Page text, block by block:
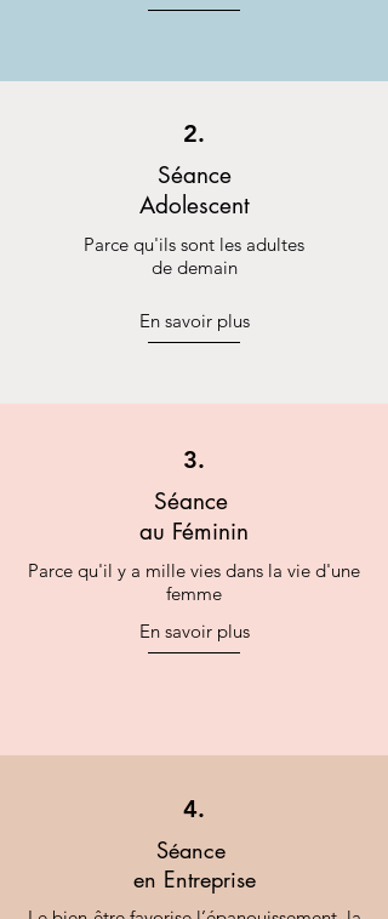
2.
Séance
Adolescent
Parce qu'ils sont les adultes
de demain
En savoir plus
3.
Séance
au Féminin
Parce qu'il y a mille vies dans la vie d'une
femme
En savoir plus
4.
Séance
en Entreprise